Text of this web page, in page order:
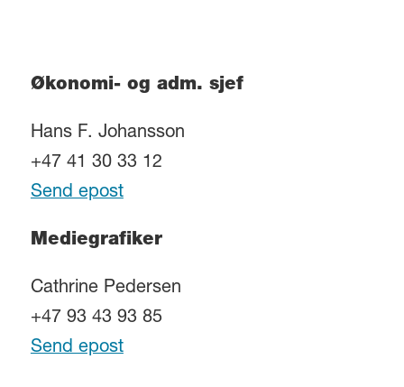
Økonomi- og adm. sjef
Hans F. Johansson
+47 41 30 33 12
Send epost
Mediegrafiker
Cathrine Pedersen
+47 93 43 93 85
Send epost